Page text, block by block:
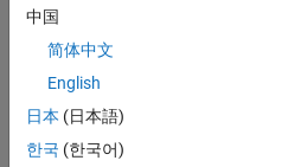
L
07/24
10/24
01/25
04/25
07/25
10/25
01/26
04/26
07/26
11/24
03/25
11/25
03/26
RANK
中国
简体中文
English
日本 (日本語)
한국 (한국어)